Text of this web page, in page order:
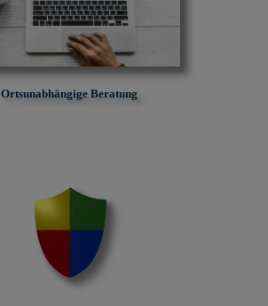
Ortsunabhängige Beratung